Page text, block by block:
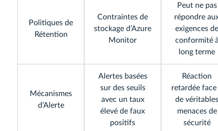
Politiques de
Rétention
Contraintes de
stockage d’Azure
Monitor
Peut ne pas
répondre
exigences de
conformité
long terme
Mécanismes
d’Alerte
Alertes basées
sur des seuils
avec un taux
élevé de faux
positifs
Réaction
retardée face
de véritables
menaces de
sécurité